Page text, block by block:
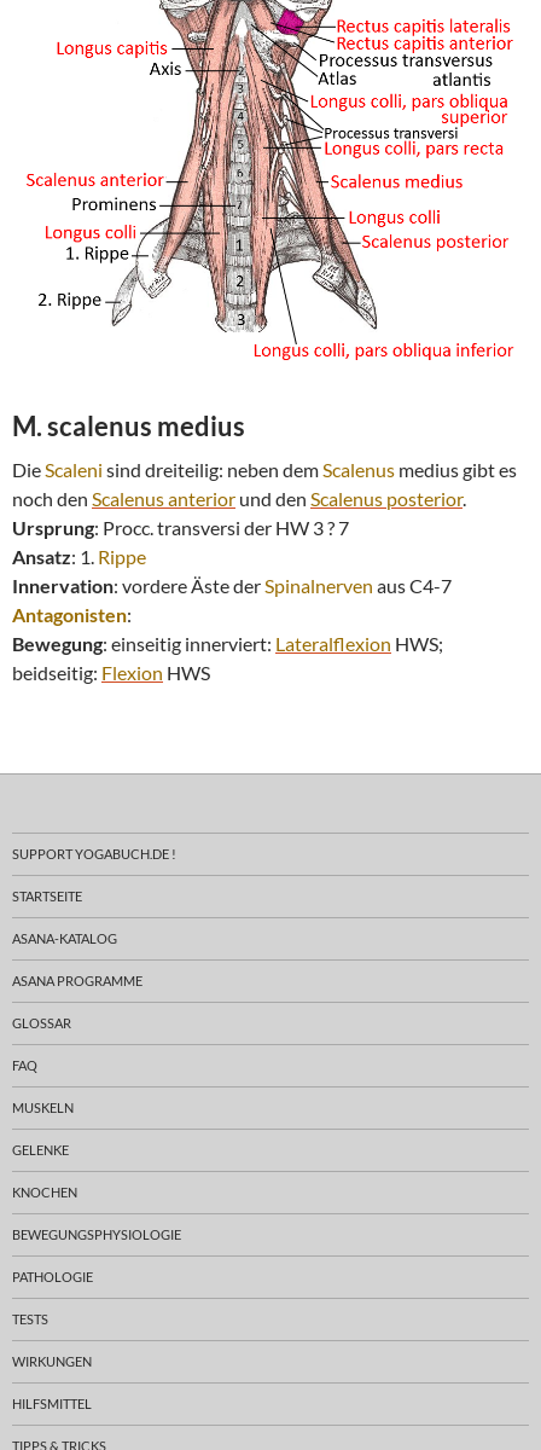
M. scalenus medius
Die Scaleni sind dreiteilig: neben dem Scalenus medius gibt es
noch den Scalenusanterior und den Scalenus posterior.
Ursprung: Procc. transversi der HW 3 ? 7
Ansatz: 1. Rippe
Innervation: vordere Äste der Spinalnerven aus C4-7
Antagonisten:
Bewegung: einseitig innerviert: Lateralflexion HWS;
beidseitig: Flexion HWS
SUPPORT YOGABUCH.DE !
STARTSEITE
ASANA-KATALOG
ASANA PROGRAMME
GLOSSAR
FAQ
MUSKELN
GELENKE
KNOCHEN
BEWEGUNGSPHYSIOLOGIE
PATHOLOGIE
TESTS
WIRKUNGEN
HILFSMITTEL
TIPPS & TRICKS